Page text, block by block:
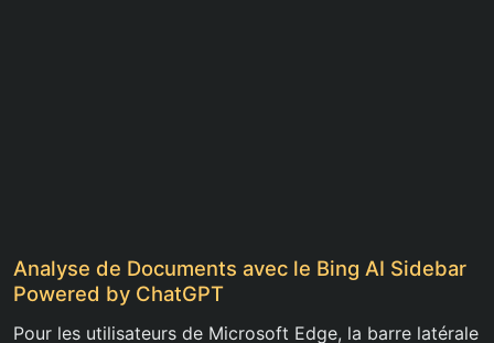
Analyse de Documents avec le Bing AI Sidebar
Powered by ChatGPT
Pour les utilisateurs de Microsoft Edge, la barre latérale